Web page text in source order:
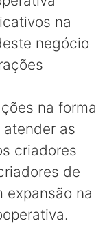
na
negócio
na forma
as
criadores
de
expansão na